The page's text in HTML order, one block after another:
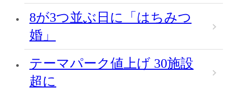
8が3つ並ぶ日に「はちみつ
婚」
テーマパーク値上げ 30施設
超に